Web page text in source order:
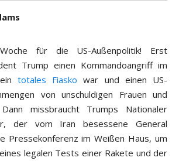
für die US-Außenpolitik! Erst
Trump einen Kommandoangriff im
totales Fiasko war und einen US-
von unschuldigen Frauen und
missbraucht Trumps Nationaler
der vom Iran besessene General
Pressekonferenz im Weißen Haus, um
legalen Tests einer Rakete und der